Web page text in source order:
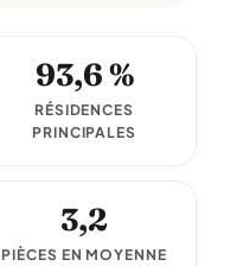
93,6 %
RÉSIDENCES
PRINCIPALES
3,2
PIÈCES EN MOYENNE